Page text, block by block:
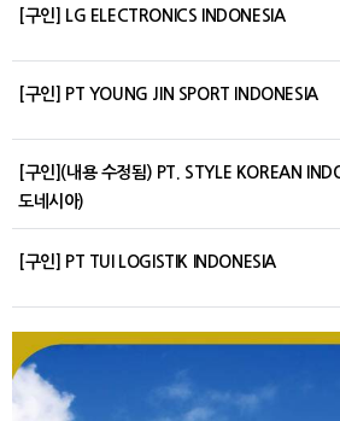
[구인] LG ELECTRONICS INDONESIA
[구인] PT YOUNG JIN SPORT INDONESIA
[구인](내용 수정됨) PT. STYLE KOREAN
도네시아)
[구인] PT TUI LOGISTIK INDONESIA